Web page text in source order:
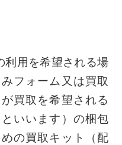
利用を希望される場
フォーム又は買取
買取を希望される
いいます）の梱包
の買取キット（配